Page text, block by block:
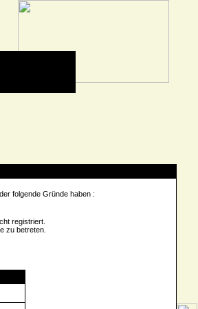
folgende Gründe haben :
registriert.
zu betreten.